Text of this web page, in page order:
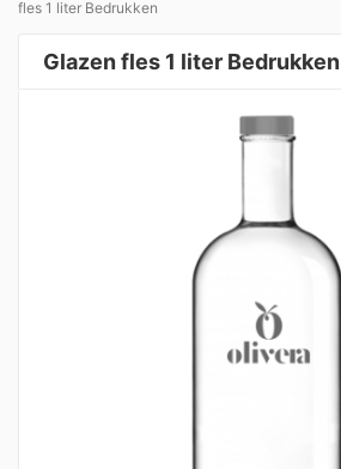
fles 1 liter Bedrukken
Glazen fles 1 liter Bedrukken